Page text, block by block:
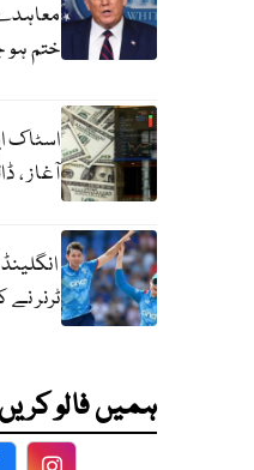
ختم ہو
اسٹاک
آغاز ،
ٹرنر
ہمیں فالو کریں